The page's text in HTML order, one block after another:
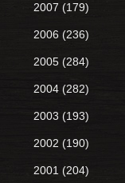
2007 (179)
2006 (236)
2005 (284)
2004 (282)
2003 (193)
2002 (190)
2001 (204)